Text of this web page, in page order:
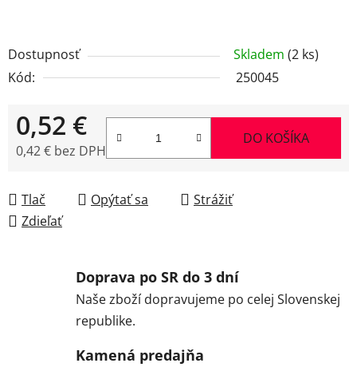
Dostupnosť Skladem (2 ks)
Kód:
250045
0,52 €
0,42 € bez DPH
DO KOŠÍKA
Tlač Opýtať sa
Strážiť
Zdieľať
Doprava po SR do 3 dní
Naše zboží dopravujeme po celej Slovenskej
republike.
Kamená predajňa